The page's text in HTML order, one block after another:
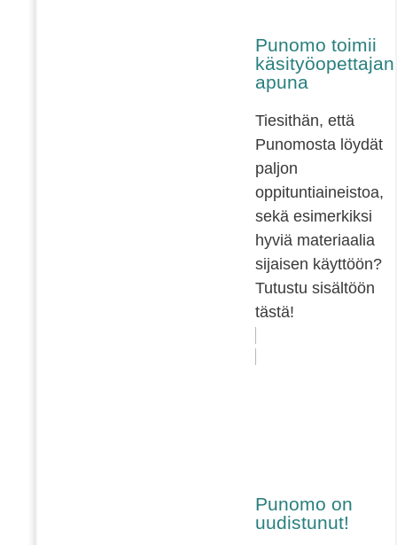
Punomo toimii
käsityöopettajan
apuna
Tiesithän, että
Punomosta löydät
paljon
oppituntiaineistoa,
sekä esimerkiksi
hyviä materiaalia
sijaisen käyttöön?
Tutustu sisältöön
tästä!
Punomo on
uudistunut!